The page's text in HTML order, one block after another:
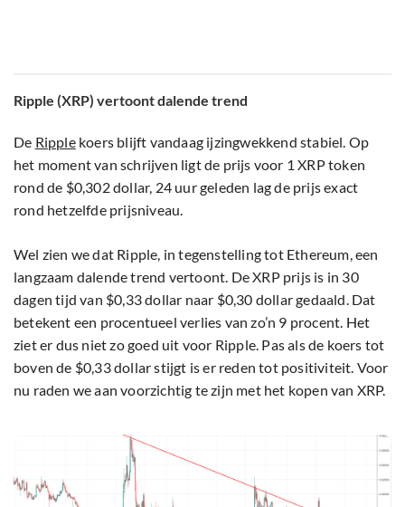
Ripple (XRP) vertoont dalende trend
De Ripplekoers blijft vandaag ijzingwekkend stabiel. Op
het moment van schrijven ligt de prijs voor 1 XRP token
rond de $0,302 dollar, 24 uur geleden lag de prijs exact
rond hetzelfde prijsniveau.
Wel zien we dat Ripple, in tegenstelling tot Ethereum, een
langzaam dalende trend vertoont. De XRP prijs is in 30
dagen tijd van $0,33 dollar naar $0,30 dollar gedaald. Dat
betekent een procentueel verlies van zo’n 9 procent. Het
ziet er dus niet zo goed uit voor Ripple. Pas als de koers tot
boven de $0,33 dollar stijgt is er reden tot positiviteit. Voor
nu raden we aan voorzichtig te zijn met het kopen van XRP.